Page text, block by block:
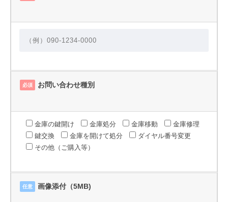
必須 お問い合わせ種別
金庫の鍵開け 金庫処分 金庫移動
金庫修理
鍵交換
金庫を開けて処分
ダイヤル番号変更
その他（ご購入等）
任意 画像添付（5MB)